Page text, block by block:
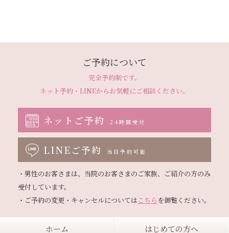
ご予約について
完全予約制です。
ネット予約・LINEからお気軽にご相談ください。
ネットご予約 24時間受付
LINEご予約 当日予約可能
・男性のお客さまは、当院のお客さまのご家族、ご紹介の方のみ
受付しています。
・ご予約の変更・キャンセルについてはこちら
ホーム はじめての方へ